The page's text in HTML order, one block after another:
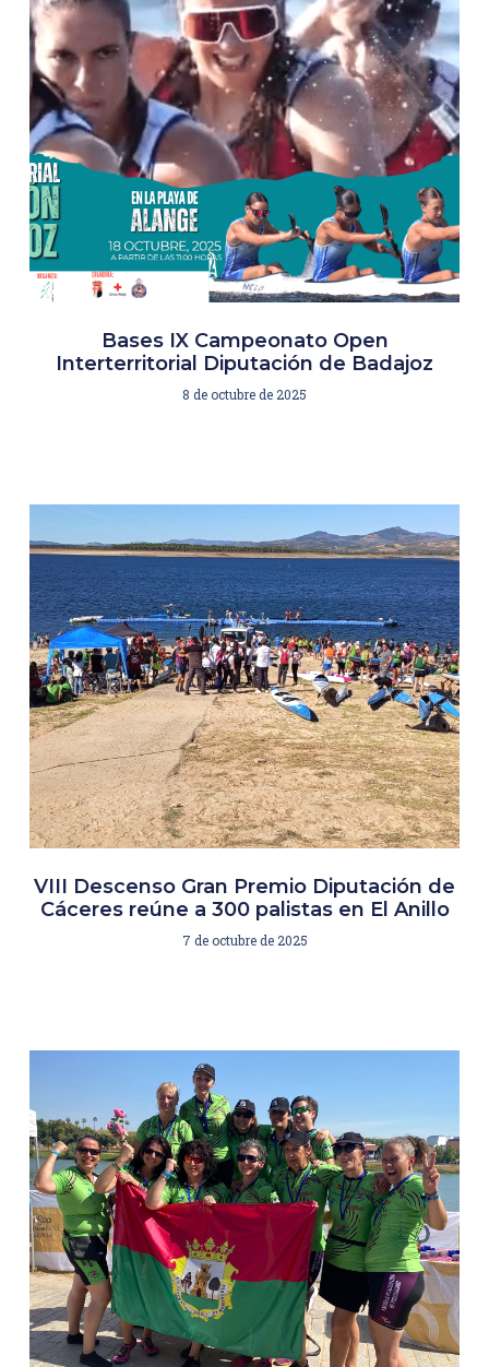
Bases IX Campeonato Open
Interterritorial Diputación de Badajoz
8 de octubre de 2025
VIII Descenso Gran Premio Diputación de
Cáceres reúne a 300 palistas en El Anillo
7 de octubre de 2025